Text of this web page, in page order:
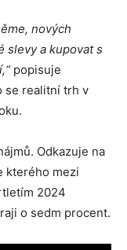
nových
slevy a kupovat s
popisuje
se realitní trh v
Odkazuje na
kterého mezi
2024
o sedm procent.